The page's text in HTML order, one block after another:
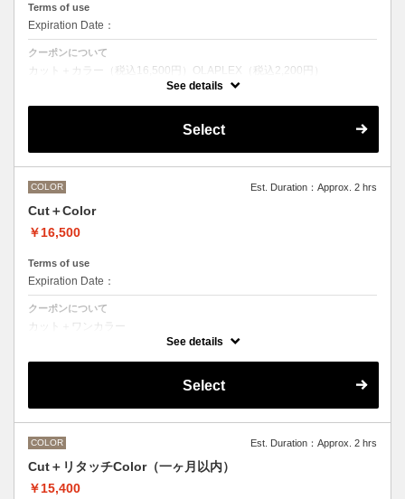
Terms of use
Expiration Date：
クーポンについて
カット＋カラー（税込16,500円）OLAPLEX（税込2,200円）
前処理剤OLAPLEXを使ったカット＋ワンカラー
OLAPLEXを使うことでダメージを軽減させ、髪にツヤ、はりを与えま
●髪の長さにより別途ロング料金を頂戴いたします。
M ¥＋1100 L¥＋1650 LL¥＋2200
が異なりますので、別メニューをお選びください。
See details
Select
COLOR Est. Duration：Approx. 2 hrs
Cut＋Color
￥16,500
Terms of use
Expiration Date：
クーポンについて
カット＋ワンカラー
デザインなしの単色のカラーリングです。
M ¥＋1100 L¥＋1650 LL¥＋2200
●ポイントカラーなどのデザインカラーをご希望の場合、最終受付時間
See details
Select
COLOR Est. Duration：Approx. 2 hrs
Cut＋リタッチColor（一ヶ月以内）
￥15,400